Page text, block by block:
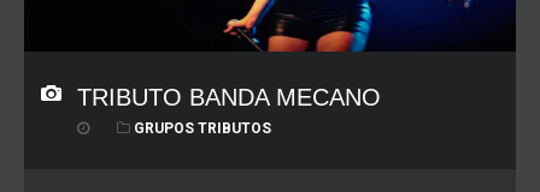
TRIBUTO BANDA MECANO
GRUPOS TRIBUTOS